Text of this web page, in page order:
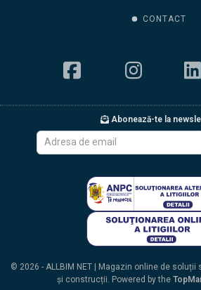
CONTACT
Abonează-te la
© 2026 - ALLBIM NET | Magazin online de
și construcții. Powered by the